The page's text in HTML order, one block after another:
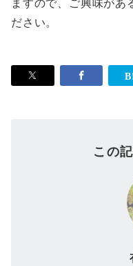
ますので、ご興味があ
ださい。
この